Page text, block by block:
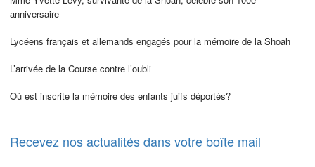
anniversaire
Lycéens français et allemands engagés pour la mémoire de la Shoah
L’arrivée de la Course contre l’oubli
Où est inscrite la mémoire des enfants juifs déportés?
Recevez nos actualités dans votre boîte mail